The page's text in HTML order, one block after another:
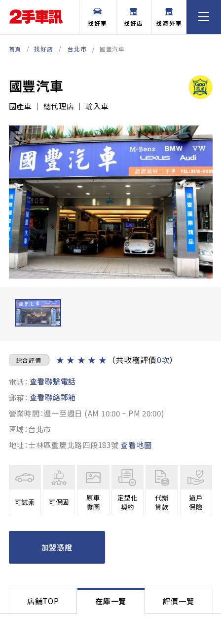
找好車 找好店 找海外車
首頁 找好店 台北市 國豐汽車
國豐汽車
國產車 ｜ 總代理店 ｜ 輸入車
綜合評價 ★ ★ ★ ★ ★ （共收穫評價0次）
電話： 查看聯繫電話
郵箱： 查看聯絡郵箱
營業時間：週一至週日 (AM 10:00 ~ PM 20:00)
區域：台北市
地址：士林區重慶北路四段183號查看地圖
可試乘 可保固
原車
實圖
定型化
契約
代辦
貸款
過戶
保險
加盟憑證
店舗TOP 在庫一覽 評價一覽